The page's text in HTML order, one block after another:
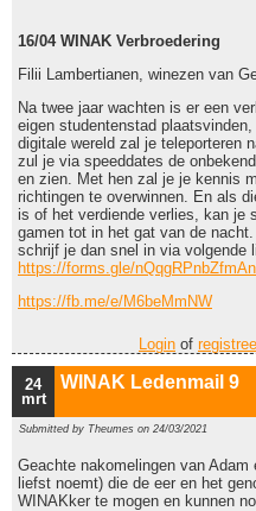
16/04 WINAK Verbroedering
Filii Lambertianen, winezen van
Na twee jaar wachten is er een
eigen studentenstad
digitale wereld zal je teleporteren
zul je via speeddates de
en zien. Met hen zal je je kennis
richtingen te overwinnen. En als
is of het verdiende verlies, kan je
gamen tot in het gat van de
schrijf je dan snel in via volgende
https://forms.gle/
https://fb.me/e/M6beMmNW
Login of
24
mrt
WINAK Ledenmail 9
Submitted by Theumes on 24/03/2021
Geachte nakomelingen van Adam
liefst noemt) die de eer en het
WINAKker te mogen en kunnen